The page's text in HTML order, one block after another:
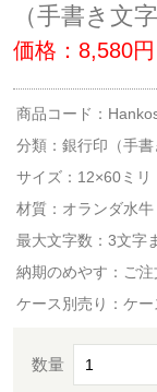
（手書き文字
価格：8,580円
商品コード：
分類： 銀行印（手書
サイズ：12×60ミリ
材質：オランダ水牛
最大文字数：3文字
納期のめやす：ご注
ケース別売り：ケ
数量